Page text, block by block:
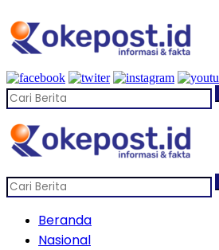
Beranda
Nasional